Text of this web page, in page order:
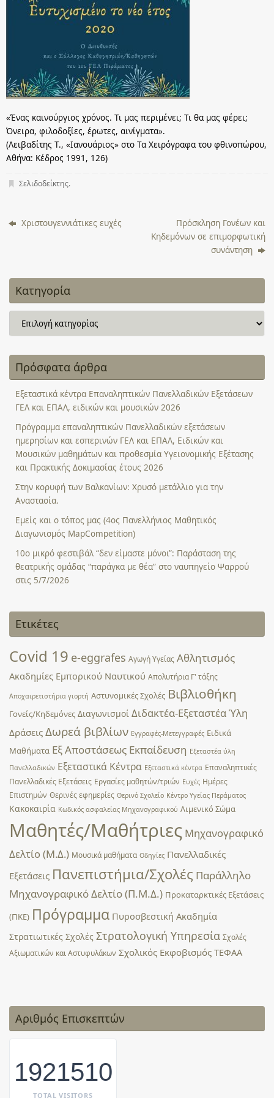
«Ένας καινούργιος χρόνος. Τι μας περιμένει; Τι θα μας φέρει;
Όνειρα, φιλοδοξίες, έρωτες, αινίγματα».
(Λειβαδίτης Τ., «Ιανουάριος» στο Τα Χειρόγραφα του φθινοπώρου,
Αθήνα: Κέδρος 1991, 126)
Σελιδοδείκτης.
Χριστουγεννιάτικες ευχές
Πρόσκληση Γονέων και
Κηδεμόνων σε επιμορφωτική
συνάντηση
Κατηγορία
Πρόσφατα άρθρα
Εξεταστικά κέντρα Επαναληπτικών Πανελλαδικών Εξετάσεων
ΓΕΛ και ΕΠΑΛ, ειδικών και μουσικών 2026
Πρόγραμμα επαναληπτικών Πανελλαδικών εξετάσεων
ημερησίων και εσπερινών ΓΕΛ και ΕΠΑΛ, Ειδικών και
Μουσικών μαθημάτων και προθεσμία Υγειονομικής Εξέτασης
και Πρακτικής Δοκιμασίας έτους 2026
Στην κορυφή των Βαλκανίων: Χρυσό μετάλλιο για την
Αναστασία.
Εμείς και ο τόπος μας (4ος Πανελλήνιος Μαθητικός
Διαγωνισμός MapCompetition)
10ο μικρό φεστιβάλ “δεν είμαστε μόνοι”: Παράσταση της
θεατρικής ομάδας “παράγκα με θέα” στο ναυπηγείο Ψαρρού
στις 5/7/2026
Ετικέτες
Covid 19 e-eggrafes Αγωγή Υγείας Αθλητισμός
Ακαδημίες Εμπορικού Ναυτικού Απολυτήρια Γ' τάξης
Αποχαιρετιστήρια γιορτή Αστυνομικές Σχολές Βιβλιοθήκη
Γονείς/Κηδεμόνες Διαγωνισμοί Διδακτέα-Εξεταστέα Ύλη
Δράσεις Δωρεά βιβλίων Εγγραφές-Μετεγγραφές Ειδικά
Μαθήματα Εξ Αποστάσεως Εκπαίδευση Εξεταστέα ύλη
Πανελλαδικών Εξεταστικά Κέντρα Εξεταστικά κέντρα Επαναληπτικές
Πανελλαδικές Εξετάσεις Εργασίες μαθητών/τριών Ευχές Ημέρες
Επιστημών Θερινές εφημερίες Θερινό Σχολείο Κέντρο Υγείας Περάματος
Κακοκαιρία Κωδικός ασφαλείας Μηχανογραφικού Λιμενικό Σώμα
Μαθητές/Μαθήτριες Μηχανογραφικό
Δελτίο (Μ.Δ.) Μουσικά μαθήματα Οδηγίες Πανελλαδικές
Εξετάσεις Πανεπιστήμια/Σχολές Παράλληλο
Μηχανογραφικό Δελτίο (Π.Μ.Δ.) Προκαταρκτικές Εξετάσεις
(ΠΚΕ) Πρόγραμμα Πυροσβεστική Ακαδημία
Στρατιωτικές Σχολές Στρατολογική Υπηρεσία Σχολές
Αξιωματικών και Αστυφυλάκων Σχολικός Εκφοβισμός ΤΕΦΑΑ
Αριθμός Επισκεπτών
1921510
TOTAL VISITORS